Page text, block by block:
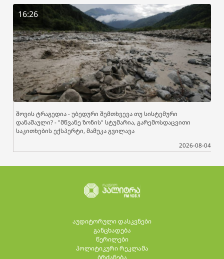
16:26
შოვის ტრაგედია - უბედური შემთხვევა თუ სისტემური
დანაშაული? - "მწვანე ზონის" სტუმარია, გარემოსდაცვითი
საკითხების ექსპერტი, მამუკა გვილავა
2026-08-04
აუდიტორული დასკვნები
განცხადება
წერილები
პოლიტიკური რეკლამა
ბრძანება